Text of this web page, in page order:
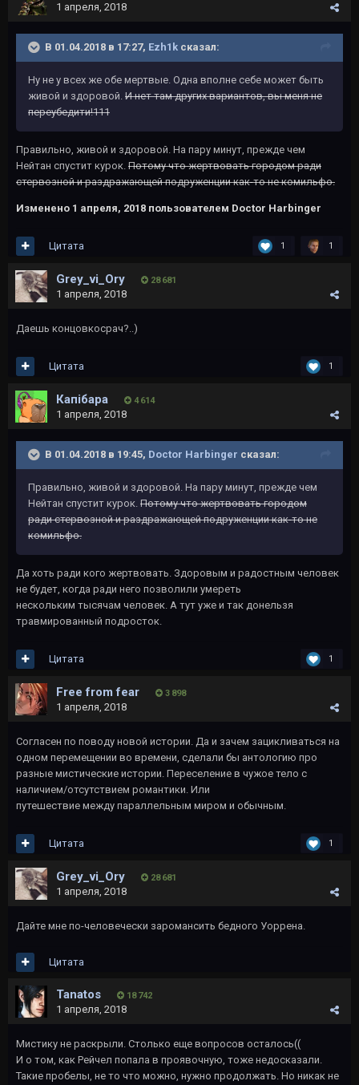
1 апреля, 2018
В 01.04.2018 в 17:27, Ezh1k сказал:
Ну не у всех же обе мертвые. Одна вполне себе может быть
живой и здоровой. И нет там других вариантов, вы меня не
переубедити!111
Правильно, живой и здоровой. На пару минут, прежде чем
Нейтан спустит курок. Потому что жертвовать городом ради
стервозной и раздражающей подруженции как-то не комильфо.
Изменено 1 апреля, 2018 пользователем Doctor Harbinger
1 1
Цитата
Grey_vi_Ory 28 681
1 апреля, 2018
Даешь концовкосрач?..)
1
Цитата
Капібара 4 614
1 апреля, 2018
В 01.04.2018 в 19:45, Doctor Harbinger сказал:
Правильно, живой и здоровой. На пару минут, прежде чем
Нейтан спустит курок. Потому что жертвовать городом
ради стервозной и раздражающей подруженции как-то не
комильфо.
Да хоть ради кого жертвовать. Здоровым и радостным человек
не будет, когда ради него позволили умереть
нескольким тысячам человек. А тут уже и так донельзя
травмированный подросток.
1
Цитата
Free from fear 3 898
1 апреля, 2018
Согласен по поводу новой истории. Да и зачем зацикливаться на
одном перемещении во времени, сделали бы антологию про
разные мистические истории. Переселение в чужое тело с
наличием/отсутствием романтики. Или
путешествие между параллельным миром и обычным.
1
Цитата
Grey_vi_Ory 28 681
1 апреля, 2018
Дайте мне по-человечески заромансить бедного Уоррена.
Цитата
Tanatos 18 742
1 апреля, 2018
Мистику не раскрыли. Столько еще вопросов осталось((
И о том, как Рейчел попала в проявочную, тоже недосказали.
Такие пробелы, не то что можно, нужно продолжать. Но никак не